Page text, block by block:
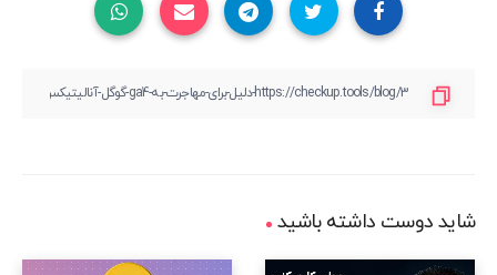
شاید دوست داشته باشید